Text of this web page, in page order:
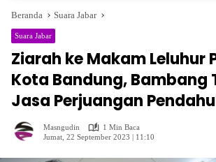
Beranda Suara Jabar
Suara Jabar
Ziarah ke Makam Leluhur
Kota Bandung, Bambang
Jasa Perjuangan
Masngudin
1 Min Baca
Jumat, 22 September 2023 | 11:10